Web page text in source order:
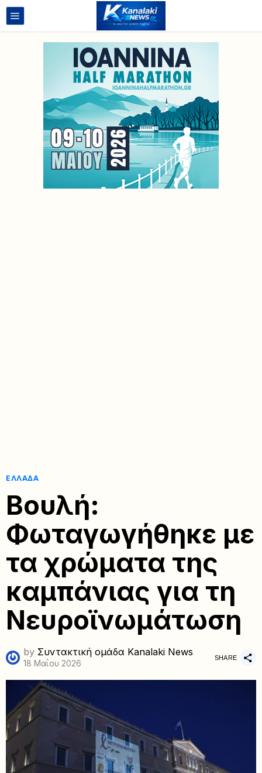
ΕΛΛΆΔΑ
Βουλή:
Φωταγωγήθηκε με
τα χρώματα της
καμπάνιας για τη
Νευροϊνωμάτωση
by Συντακτική ομάδα Kanalaki News
18 Μαΐου 2026
SHARE